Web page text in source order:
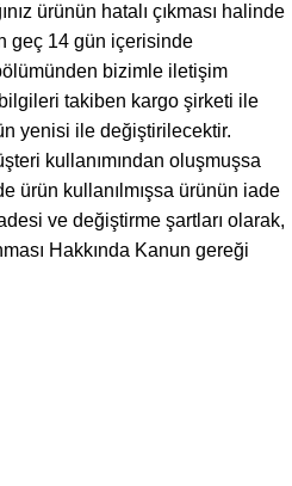
ürünün hatalı çıkması halinde
geç 14 gün içerisinde
bizimle iletişim
takiben kargo şirketi ile
yenisi ile değiştirilecektir.
kullanımından oluşmuşsa
ürün kullanılmışsa ürünün iade
ve değiştirme şartları olarak,
Hakkında Kanun gereği